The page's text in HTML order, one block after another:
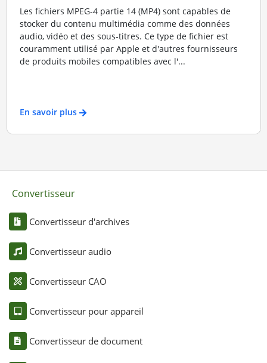
Les fichiers MPEG-4 partie 14 (MP4) sont capables de
stocker du contenu multimédia comme des données
audio, vidéo et des sous-titres. Ce type de fichier est
couramment utilisé par Apple et d'autres fournisseurs
de produits mobiles compatibles avec l'...
En savoir plus
Convertisseur
Convertisseur d'archives
Convertisseur audio
Convertisseur CAO
Convertisseur pour appareil
Convertisseur de document